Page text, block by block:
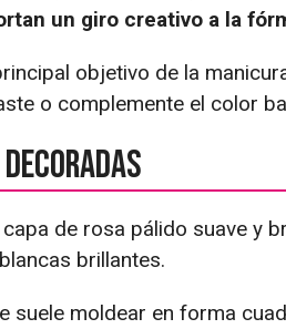
un giro creativo a la
objetivo de la
o complemente el color
de rosa pálido suave y
brillantes.
suele moldear en forma